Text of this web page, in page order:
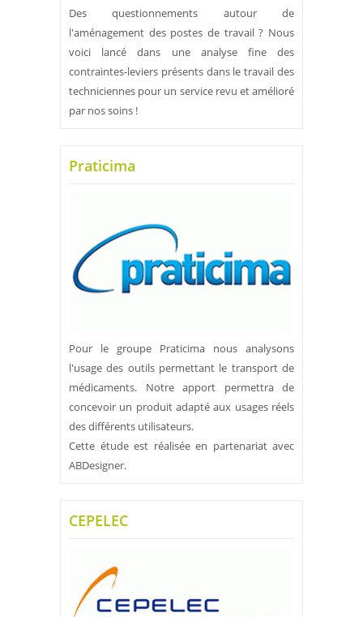
Des questionnements autour de
l'aménagement des postes de travail ? Nous
voici lancé dans une analyse fine des
contraintes-leviers présents dans le travail des
techniciennes pour un service revu et amélioré
par nos soins !
Praticima
Pour le groupe Praticima nous analysons
l'usage des outils permettant le transport de
médicaments. Notre apport permettra de
concevoir un produit adapté aux usages réels
des différents utilisateurs.
Cette étude est réalisée en partenariat avec
ABDesigner.
CEPELEC